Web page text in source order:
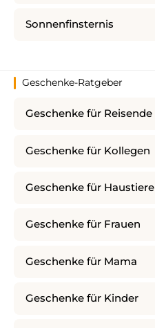
Sonnenfinsternis
Geschenke-Ratgeber
Geschenke für Reisende
Geschenke für Kollegen
Geschenke für Haustiere
Geschenke für Frauen
Geschenke für Mama
Geschenke für Kinder